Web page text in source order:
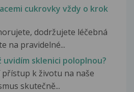
cukrovky vždy o krok
dodržujete léčebná
na pravidelné...
uvidím sklenici poloplnou?
přístup k životu na naše
skutečně...